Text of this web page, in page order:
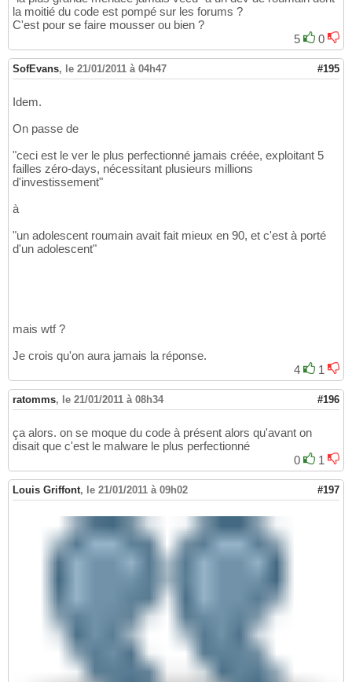
la moitié du code est pompé sur les forums ?
C'est pour se faire mousser ou bien ?
5
0
SofEvans, le 21/01/2011 à 04h47 #195
Idem.
On passe de
"ceci est le ver le plus perfectionné jamais créée, exploitant 5
failles zéro-days, nécessitant plusieurs millions
d'investissement"
à
"un adolescent roumain avait fait mieux en 90, et c'est à porté
d'un adolescent"
mais wtf ?
Je crois qu'on aura jamais la réponse.
4
1
ratomms, le 21/01/2011 à 08h34 #196
ça alors. on se moque du code à présent alors qu'avant on
disait que c'est le malware le plus perfectionné
0
1
Louis Griffont, le 21/01/2011 à 09h02 #197